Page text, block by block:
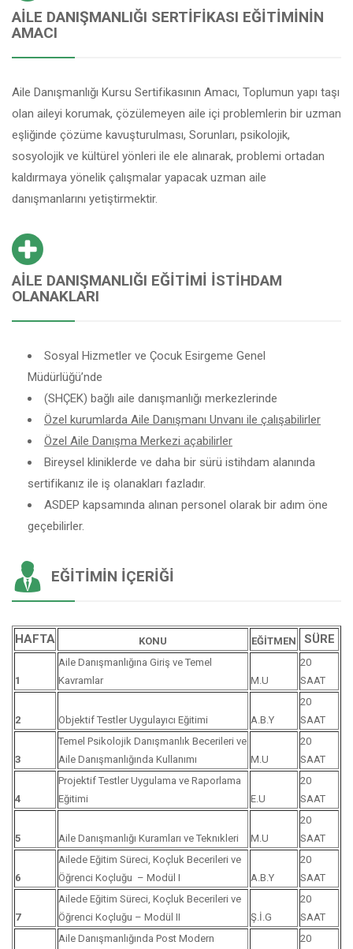
AILE DANIŞMANLIĞI SERTIFIKASI EĞITIMININ
AMACI
Aile Danışmanlığı Kursu Sertifikasının Amacı, Toplumun yapı taşı
olan aileyi korumak, çözülemeyen aile içi problemlerin bir uzman
eşliğinde çözüme kavuşturulması, Sorunları, psikolojik,
sosyolojik ve kültürel yönleri ile ele alınarak, problemi ortadan
kaldırmaya yönelik çalışmalar yapacak uzman aile
danışmanlarını yetiştirmektir.
AILE DANIŞMANLIĞI EĞITIMI İSTIHDAM
OLANAKLARI
Sosyal Hizmetler ve Çocuk Esirgeme Genel
Müdürlüğü’nde
(SHÇEK) bağlı aile danışmanlığı merkezlerinde
Özel kurumlarda Aile Danışmanı Unvanı ile çalışabilirler
Özel Aile Danışma Merkezi açabilirler
Bireysel kliniklerde ve daha bir sürü istihdam alanında
sertifikanız ile iş olanakları fazladır.
ASDEP kapsamında alınan personel olarak bir adım öne
geçebilirler.
EĞITIMIN İÇERIĞI
HAFTA KONU EĞİTMEN SÜRE
1
Aile Danışmanlığına Giriş ve Temel
Kavramlar
M.U
20
SAAT
2 Objektif Testler Uygulayıcı Eğitimi A.B.Y
20
SAAT
3
Temel Psikolojik Danışmanlık Becerileri ve
Aile Danışmanlığında Kullanımı
M.U
20
SAAT
4
Projektif Testler Uygulama ve Raporlama
Eğitimi
E.U
20
SAAT
5 Aile Danışmanlığı Kuramları ve Teknıkleri M.U
20
SAAT
6
Ailede Eğitim Süreci, Koçluk Becerileri ve
Öğrenci Koçluğu – Modül I
A.B.Y
20
SAAT
7
Ailede Eğitim Süreci, Koçluk Becerileri ve
Öğrenci Koçluğu – Modül II
Ş.İ.G
20
SAAT
Aile Danışmanlığında Post Modern
20